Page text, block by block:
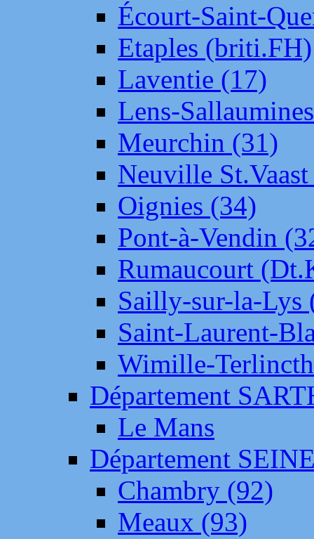
Écourt-Saint-
Etaples (briti.FH)
Laventie (17)
Lens-
Meurchin (31)
Neuville
Oignies (34)
Pont-à-Vendin
Rumaucourt
Sailly-sur-la-Lys
Saint-Laurent-
Wimille-
Département
Le Mans
Département
Chambry (92)
Meaux (93)